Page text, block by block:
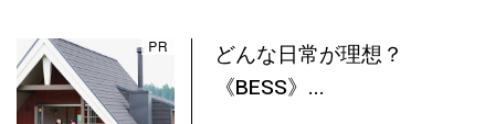
どんな日常が理想？
《BESS》...